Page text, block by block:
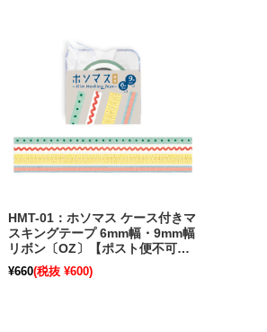
HMT-01：ホソマス ケース付きマ
スキングテープ 6mm幅・9mm幅
リボン〔OZ〕【ポスト便不可】
【旧パッケージ】
¥660(税抜 ¥600)